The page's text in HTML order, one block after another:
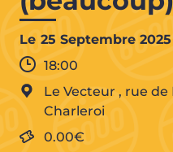
Le 25 Septembre 2025
18:00
Le Vecteur , rue de
Charleroi
0.00€